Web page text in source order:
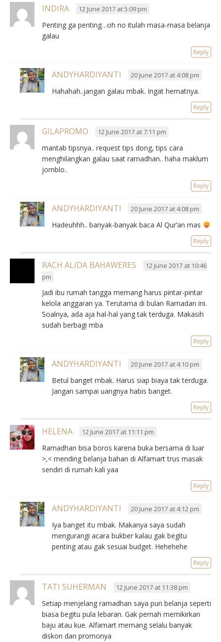
INDIRA 12 June 2017 at 5:09 pm
Penting ga penting…oh no itulah masa-masa belanja
galau
Reply
ANDYHARDIYANTI 20 June 2017 at 4:08 pm
Hahahah..jangan galau mbak. Ingat hematnya.
Reply
GILAPROMO 12 June 2017 at 7:11 pm
mantab tipsnya.. request tips dong, tips cara
menghilangkan galau saat ramadhan.. haha maklum
jomblo..
Reply
ANDYHARDIYANTI 20 June 2017 at 4:08 pm
Hadeuhhh.. banyak-banyak baca Al Qur’an mas
Reply
RACH ALIDA BAHAWERES
12 June 2017 at 10:46
pm
Jadi ibu rumah tangga memang harus pintar-pintar
kelola anggaran ya. Terutama di bulan Ramadan ini.
Soalnya, ada aja hal-hal yang tak terduga. Makasih
sudah berbagi mba
Reply
ANDYHARDIYANTI 20 June 2017 at 4:10 pm
Betul banget mbak. Harus siap biaya tak terduga.
Jangan sampai uangnya habis banget.
Reply
HELENA 12 June 2017 at 11:11 pm
Ramadhan bisa boros karena buka bersama di luar
>,< mending belanja bahan di Alfamart trus masak
sendiri di rumah kali yaa
Reply
ANDYHARDIYANTI 20 June 2017 at 4:12 pm
Iya banget itu mbak. Makanya saya sudah
mengurangi acara bukber kalau gak begitu
penting atau gak sesuai budget. Hehehehe
Reply
TATI SUHERMAN 12 June 2017 at 11:38 pm
Setiap menjelang ramadhan saya pun belanja seperti
biasa begitu pula lebaran. Gak pernah memikirkan
baju atau kue. Alfamart memang selalu banyak
diskon dan promonya